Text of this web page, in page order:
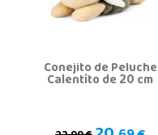
Conejito de Peluche
Calentito de 20 cm